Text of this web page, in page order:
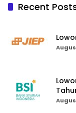
Recent